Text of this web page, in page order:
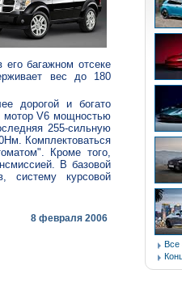
багажном отсеке
вес до 180
дорогой и богато
мотор V6 мощностью
255-сильную
Комплектоваться
Кроме того,
В базовой
систему курсовой
8 февраля 2006
Все